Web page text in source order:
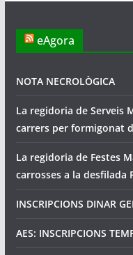
eAgora
NOTA NECROLÒGICA
La regidoria de Serveis
carrers per formigonat
La regidoria de Festes
carrosses a la desfilada
INSCRIPCIONS DINAR
AES: INSCRIPCIONS